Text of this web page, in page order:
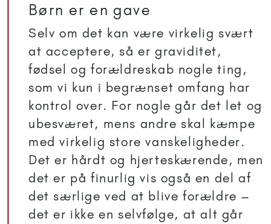
Børn er en gave
Selv om det kan være virkelig svært
at acceptere, så er graviditet,
fødsel og forældreskab nogle ting,
som vi kun i begrænset omfang har
kontrol over. For nogle går det let og
ubesværet, mens andre skal kæmpe
med virkelig store vanskeligheder.
Det er hårdt og hjerteskærende, men
det er på finurlig vis også en del af
det særlige ved at blive forældre –
det er ikke en selvfølge, at alt går